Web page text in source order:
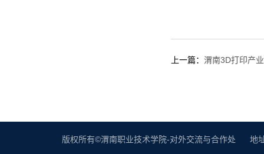
上一篇： 渭南3D打印产
版权所有©渭南职业技术学院-对外交流与合作处